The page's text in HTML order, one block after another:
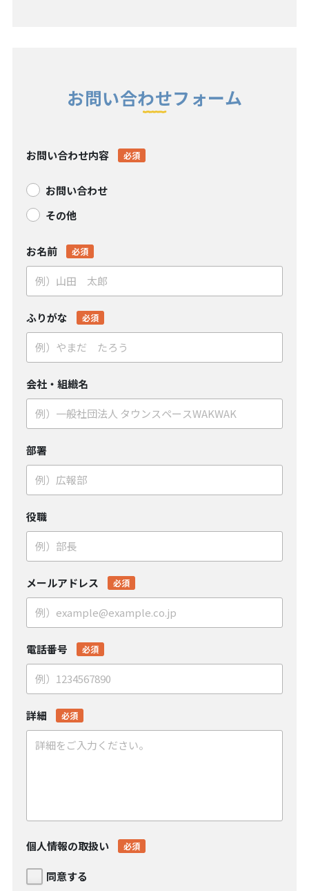
お問い合わせフォーム
お問い合わせ内容 必須
お問い合わせ
その他
お名前 必須
ふりがな 必須
会社・組織名
部署
役職
メールアドレス 必須
電話番号 必須
詳細 必須
個人情報の取扱い 必須
同意する